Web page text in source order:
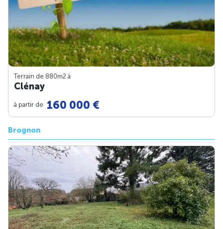
Terrain de 880m2 à
Clénay
à partir de 160 000 €
Brognon